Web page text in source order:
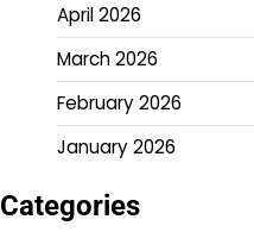
April 2026
March 2026
February 2026
January 2026
Categories